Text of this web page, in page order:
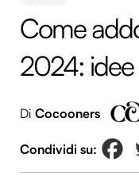
Come
2024: idee
Di Cocooners